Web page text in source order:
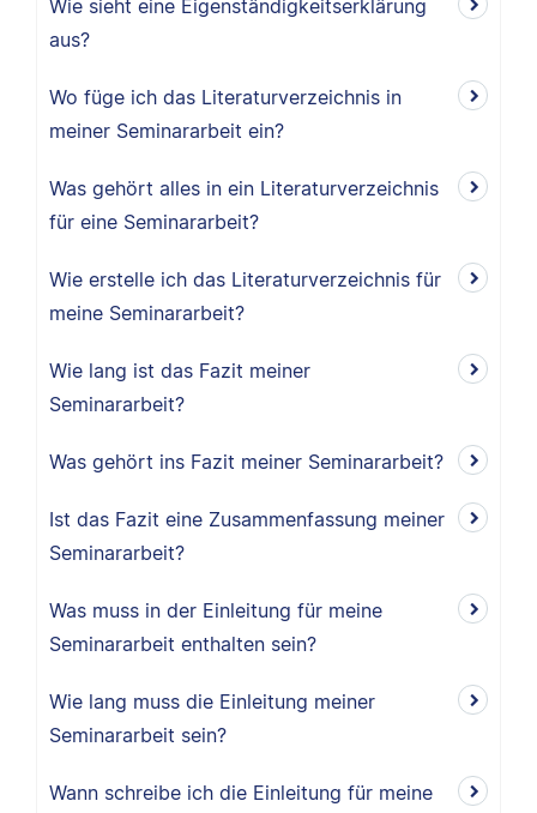
Wie sieht eine Eigenständigkeitserklärung
aus?
Wo füge ich das Literaturverzeichnis in
meiner Seminararbeit ein?
Was gehört alles in ein Literaturverzeichnis
für eine Seminararbeit?
Wie erstelle ich das Literaturverzeichnis für
meine Seminararbeit?
Wie lang ist das Fazit meiner
Seminararbeit?
Was gehört ins Fazit meiner Seminararbeit?
Ist das Fazit eine Zusammenfassung meiner
Seminararbeit?
Was muss in der Einleitung für meine
Seminararbeit enthalten sein?
Wie lang muss die Einleitung meiner
Seminararbeit sein?
Wann schreibe ich die Einleitung für meine